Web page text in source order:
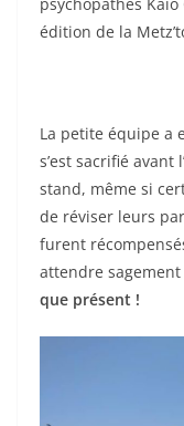
édition de la
La petite équipe a
s’est sacrifié
stand, même si
de réviser leurs
furent
attendre
que présent !